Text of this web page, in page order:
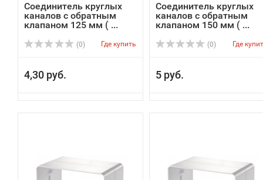
Соединитель круглых
каналов с обратным
клапаном 125 мм ( ...
(0) Где купить
4,30 руб.
Соединитель круглых
каналов с обратным
клапаном 150 мм ( ...
(0) Где
5 руб.